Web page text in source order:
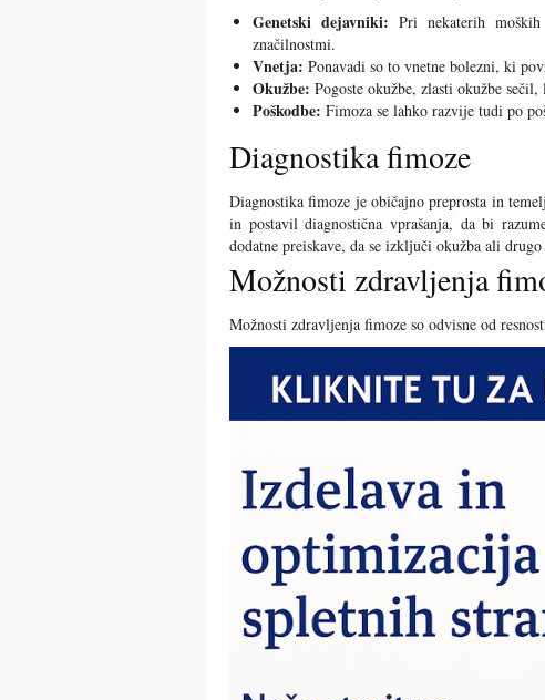
Genetski dejavniki: Pri nekaterih
značilnostmi.
Vnetja: Ponavadi so to vnetne bolezni, ki
Okužbe: Pogoste okužbe, zlasti okužbe
Poškodbe: Fimoza se lahko razvije tudi po
Diagnostika fimoze
Diagnostika fimoze je običajno preprosta in
in postavil diagnostična vprašanja, da bi
dodatne preiskave, da se izključi okužba ali drugo
Možnosti zdravljenja
Možnosti zdravljenja fimoze so odvisne od